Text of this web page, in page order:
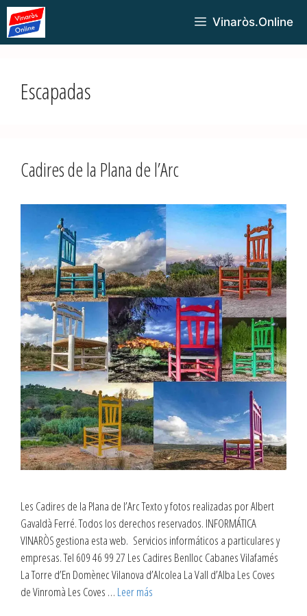
Vinaròs.Online
Escapadas
Cadires de la Plana de l’Arc
Les Cadires de la Plana de l’Arc Texto y fotos realizadas por Albert
Gavaldà Ferré. Todos los derechos reservados. INFORMÁTICA
VINARÒS gestiona esta web. Servicios informáticos a particulares y
empresas. Tel 609 46 99 27 Les Cadires Benlloc Cabanes Vilafamés
La Torre d’En Domènec Vilanova d’Alcolea La Vall d’Alba Les Coves
de Vinromà Les Coves … Leer más